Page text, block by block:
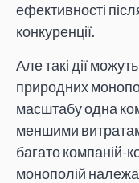
ефективності
конкуренції.
Але такі дії
природних
масштабу одна
меншими
багато компаній-
монополій